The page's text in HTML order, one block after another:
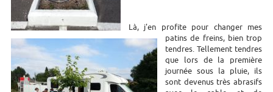
Là, j'en profite pour changer mes
patins de freins, bien trop
tendres. Tellement tendres
que lors de la première
journée sous la pluie, ils
sont devenus très abrasifs